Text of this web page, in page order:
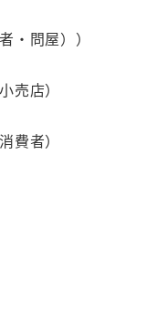
問屋））
店）
者）